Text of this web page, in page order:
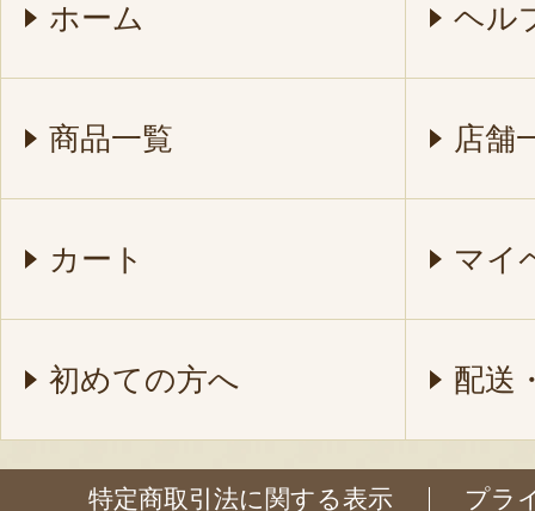
ホーム ヘル
商品一覧 店舗
カート マイ
初めての方へ 配送
特定商取引法に関する表示 プラ